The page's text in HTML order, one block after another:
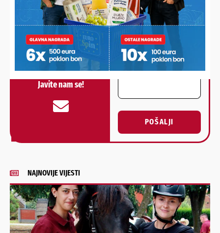
PODRAVSKI!
Imate priču, vijest, fotku
ili video?
Nešto vas muči ili želite
nešto/nekoga pohvaliti?
Javite nam se!
Poruka
POŠALJI
Alternative:
NAJNOVIJE VIJESTI